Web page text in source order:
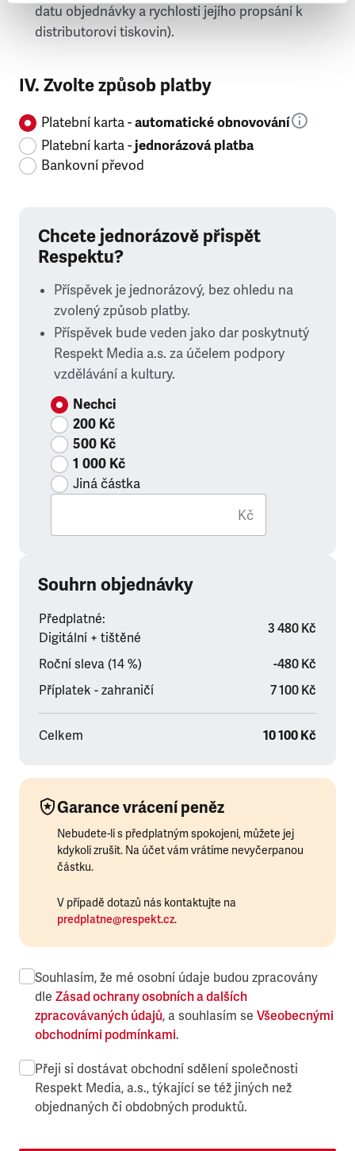
datu objednávky a rychlosti jejího propsání k
distributorovi tiskovin).
IV. Zvolte způsob platby
Platební karta -automatické obnovování
Platební karta -jednorázová platba
Bankovní převod
Chcete jednorázově přispět
Respektu?
Příspěvek je jednorázový, bez ohledu na
zvolený způsob platby.
Příspěvek bude veden jako dar poskytnutý
Respekt Media a.s. za účelem podpory
vzdělávání a kultury.
Nechci
200 Kč
500 Kč
1 000 Kč
Jiná částka
Kč
Souhrn objednávky
Předplatné:
Digitální + tištěné
3 480 Kč
Roční sleva (14 %)
-480 Kč
Příplatek - zahraničí
7 100 Kč
Celkem 10 100 Kč
Garance vrácení peněz
Nebudete-li s předplatným spokojeni, můžete jej
kdykoli zrušit. Na účet vám vrátíme nevyčerpanou
částku.
V případě dotazů nás kontaktujte na
predplatne@respekt.cz.
Souhlasím, že mé osobní údaje budou zpracovány
dle Zásad ochrany osobních a dalších
zpracovávaných údajů, a souhlasím se Všeobecnými
obchodními podmínkami.
Přeji si dostávat obchodní sdělení společnosti
Respekt Media, a.s., týkající se též jiných než
objednaných či obdobných produktů.